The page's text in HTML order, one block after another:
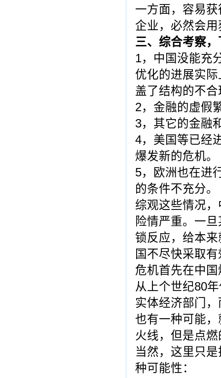
一方面，容易
企业，必然会
三、综合考察
1，中国没能充
优化的进展实
盖了结构的不
2，金融的虚假
3，其它的金融
4，美国等已经
爆发新的危机。
5，欧洲也在进
的条件不充分。
综观这些情况
险情严重。一
锁反应，给本
国不尽快采取
危机首先在中
从上个世纪80
实体经济部门
也有一种可能
火线，但是点
当然，这里只
种可能性：